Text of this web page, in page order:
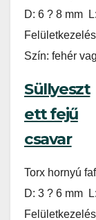
D: 6 ? 8 mm
Szín: fehér
Süllyeszt
ett fejű
csavar
Torx hornyú
D: 3 ? 6 mm